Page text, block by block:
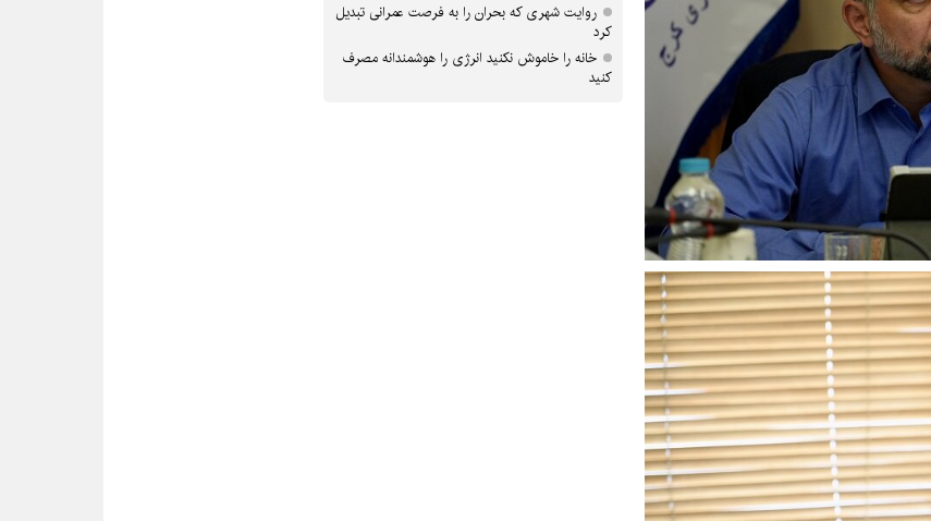
روایت شهری که بحران را به فرصت عمرانی تبدیل
کرد
خانه را خاموش نکنید انرژی را هوشمندانه مصرف
کنید